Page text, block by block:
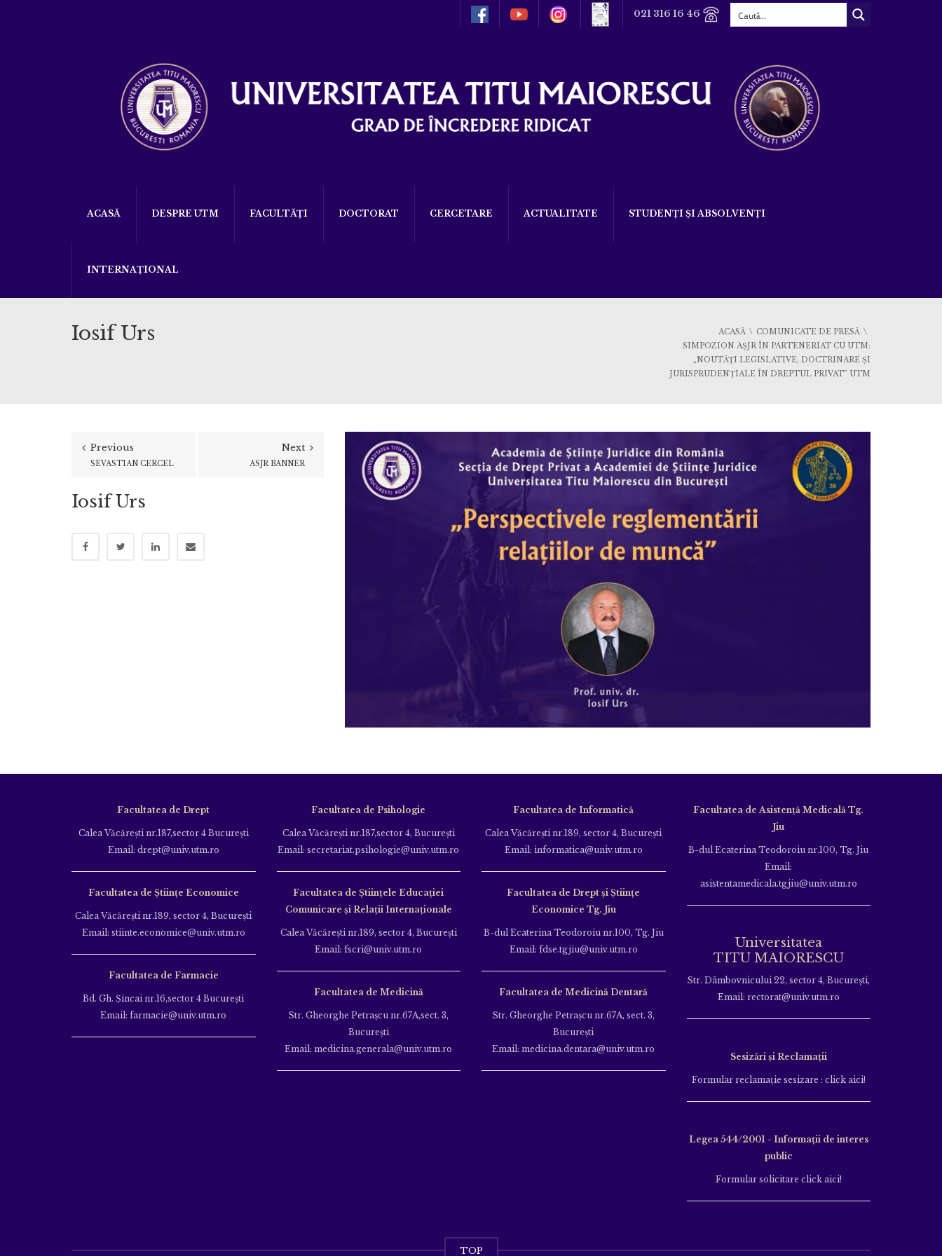
021 316 16 46
ACASĂ DESPRE UTM FACULTĂȚI DOCTORAT CERCETARE ACTUALITATE STUDENȚI ȘI ABSOLVENȚI
INTERNAȚIONAL
Iosif Urs ACASĂ
COMUNICATE DE PRESĂ
SIMPOZION AȘJR ÎN PARTENERIAT CU UTM:
„NOUTĂȚI LEGISLATIVE, DOCTRINARE ȘI
JURISPRUDENȚIALE ÎN DREPTUL PRIVAT” UTM
Previous
SEVASTIAN CERCEL
Next
ASJR BANNER
Iosif Urs
Facultatea de Drept
Calea Văcăreşti nr.187,sector 4 Bucureşti
Email: drept@univ.utm.ro
Facultatea de Științe Economice
Calea Văcăreşti nr.189, sector 4, Bucureşti
Email: stiinte.economice@univ.utm.ro
Facultatea de Farmacie
Bd. Gh. Şincai nr.16,sector 4 Bucureşti
Email: farmacie@univ.utm.ro
Facultatea de Psihologie
Calea Văcăreşti nr.187,sector 4, Bucureşti
Email: secretariat.psihologie@univ.utm.ro
Facultatea de Ştiinţele Educației
Comunicare și Relații Internaționale
Calea Văcăreşti nr.189, sector 4, Bucureşti
Email: fscri@univ.utm.ro
Facultatea de Medicină
Str. Gheorghe Petraşcu nr.67A,sect. 3,
Bucureşti
Email: medicina.generala@univ.utm.ro
Facultatea de Informatică
Calea Văcăreşti nr.189, sector 4, Bucureşti
Email: informatica@univ.utm.ro
Facultatea de Drept și Științe
Economice Tg. Jiu
B-dul Ecaterina Teodoroiu nr.100, Tg. Jiu
Email: fdse.tgjiu@univ.utm.ro
Facultatea de Medicină Dentară
Str. Gheorghe Petraşcu nr.67A, sect. 3,
Bucureşti
Email: medicina.dentara@univ.utm.ro
Facultatea de Asistență Medicală Tg.
Jiu
B-dul Ecaterina Teodoroiu nr.100, Tg. Jiu
Email:
asistentamedicala.tgjiu@univ.utm.ro
Universitatea
TITU MAIORESCU
Str. Dâmbovnicului 22, sector 4, București,
Email: rectorat@univ.utm.ro
Sesizări și Reclamații
Formular reclamație sesizare : click aici!
Legea 544/2001 - Informații de interes
public
Formular solicitare click aici!
TOP